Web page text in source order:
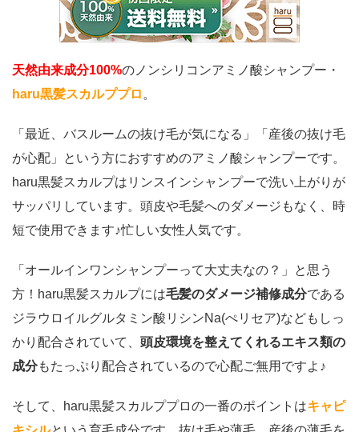
天然由来成分100%のノンシリコンアミノ酸シャンプー・
haru黒髪スカルププロ 。
「最近、バスルームの抜け毛が気になる」「産後の抜け毛
が心配」という方におすすめのアミノ酸シャンプーです。
haru黒髪スカルプはリンスインシャンプーで洗い上がりが
サッパリしています。頭皮や毛髪へのダメージもなく、時
短で使用できます♪忙しい女性人気です。
「オールインワンシャンプーって大丈夫なの？」と思う
方！haru黒髪スカルプには毛髪のダメージ補修成分である
ジラウロイルグルタミン酸リシンNa(ぺリセア)などもしっ
かり配合されていて、 頭皮環境を整えてくれるエキス類の
成分もたっぷり配合されているので心配ご無用ですよ♪
そして、haru黒髪スカルププロの一番のポイントはキャピ